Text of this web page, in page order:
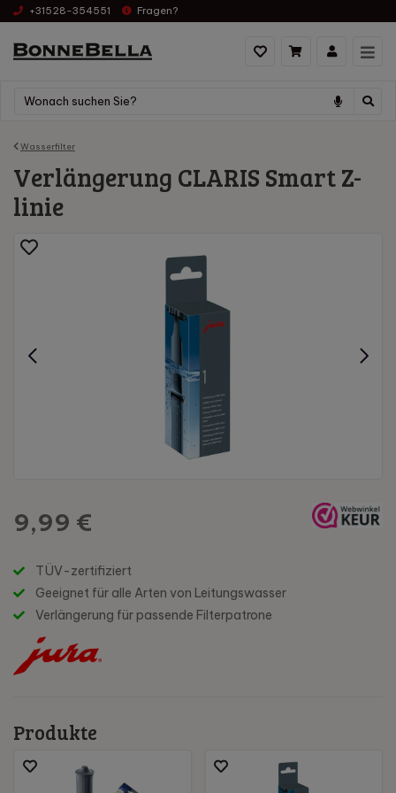
+31528-354551 Fragen?
Wasserfilter
Verlängerung CLARIS Smart Z-
linie
TÜV-zertifiziert
Geeignet für alle Arten von Leitungswasser
Verlängerung für passende Filterpatrone
9,99 €
Produkte